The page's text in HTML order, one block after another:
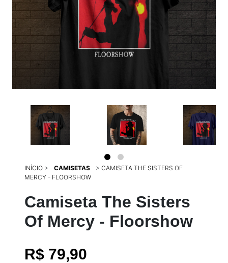
INÍCIO > CAMISETAS > CAMISETA THE SISTERS OF
MERCY - FLOORSHOW
Camiseta The Sisters
Of Mercy - Floorshow
R$ 79,90